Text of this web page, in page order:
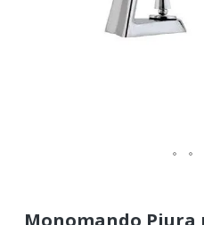
Monomando Piura